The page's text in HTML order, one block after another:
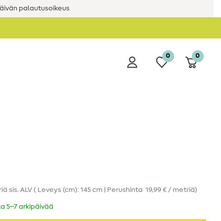
palautusoikeus
0 0
sis. ALV ( Leveys (cm): 145 cm | Perushinta 19,99 € / metriä)
5–7 arkipäivää